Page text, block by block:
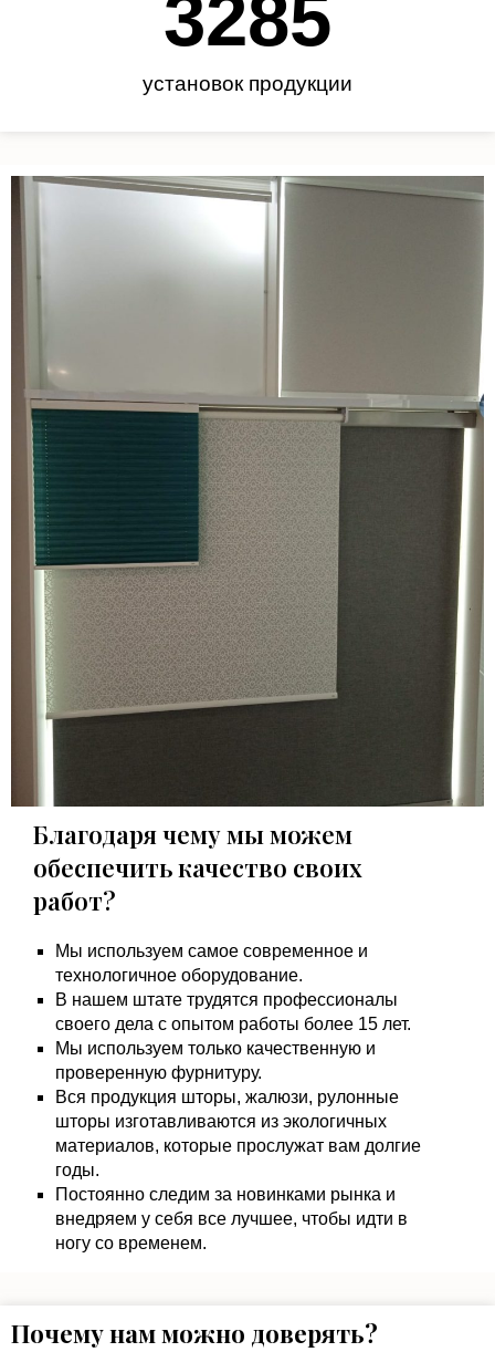
установок продукции
3450
Благодаря чему мы можем
обеспечить качество своих
работ?
Мы используем самое современное и
технологичное оборудование.
В нашем штате трудятся профессионалы
своего дела с опытом работы более 15 лет.
Мы используем только качественную и
проверенную фурнитуру.
Вся продукция шторы, жалюзи, рулонные
шторы изготавливаются из экологичных
материалов, которые прослужат вам долгие
годы.
Постоянно следим за новинками рынка и
внедряем у себя все лучшее, чтобы идти в
ногу со временем.
Почему нам можно доверять?